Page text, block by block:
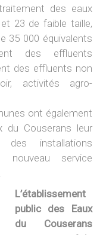
des eaux
23 de faible taille,
35 000 équivalents
des effluents
des effluents non
activités agro-
ont également
du Couserans leur
installations
nouveau service
L’établissement
public des Eaux
du Couserans